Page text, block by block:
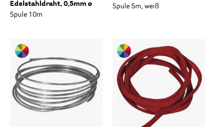
Edelstahldraht, 0,5mm ø
Spule 10m
Spule 5m, weiß